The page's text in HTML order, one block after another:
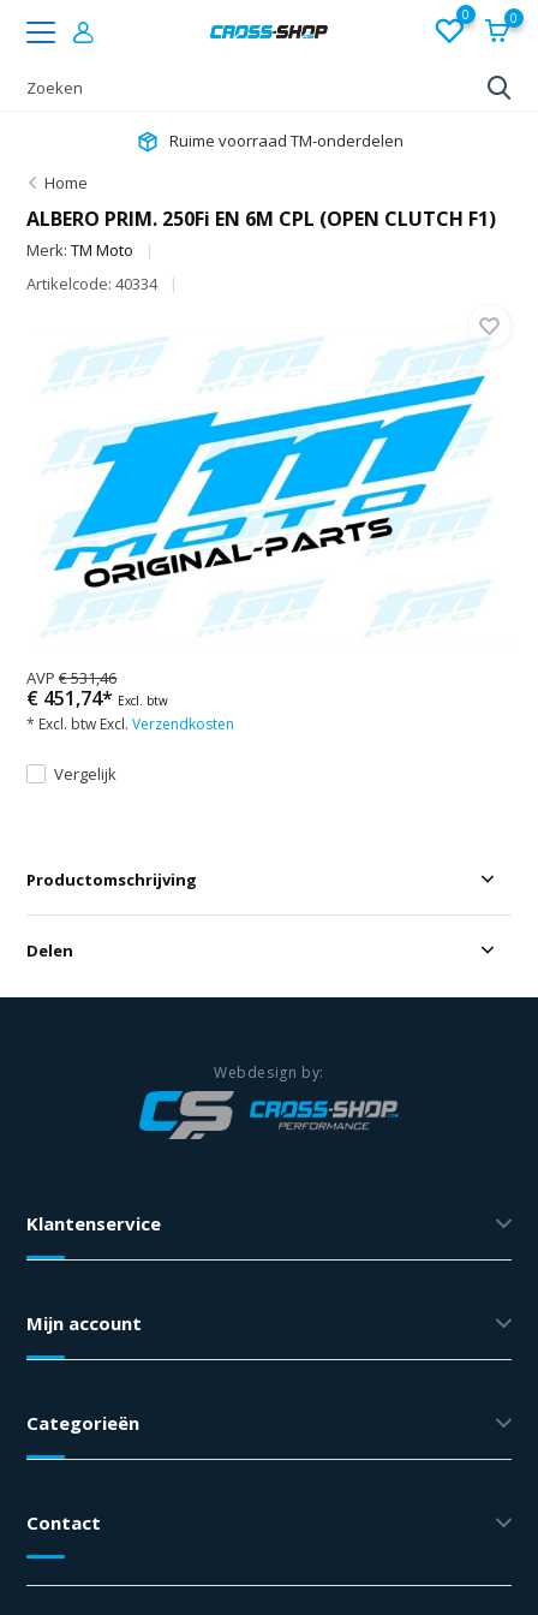
0 0
Ruime voorraad TM-onderdelen
Home
ALBERO PRIM. 250Fi EN 6M CPL (OPEN CLUTCH F1)
Merk:TM Moto
Artikelcode: 40334
AVP€ 531,46
€ 451,74* Excl. btw
* Excl. btw Excl.Verzendkosten
Vergelijk
Productomschrijving
Delen
Klantenservice
Mijn account
Categorieën
Contact